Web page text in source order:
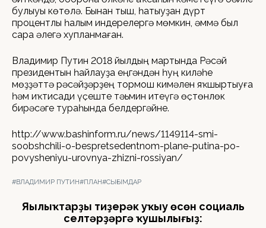
булыуы көтөлә. Бынан тыш, һатыуҙан дүрт
процентлы һалым индерелергә мөмкин, әммә был
сара әлегә хупланмаған.
Владимир Путин 2018 йылдың мартында Рәсәй
президентын һайлауҙа еңгәндән һуң киләһе
мөҙҙәттә рәсәйҙәрҙең тормош кимәлен яҡшыртыуға
һәм иҡтисади үҫеште тәьмин итеүгә өҫтөнлөк
бирәсәге тураһында белдергәйне.
http://www.bashinform.ru/news/1149114-smi-
soobshchili-o-bespretsedentnom-plane-putina-po-
povysheniyu-urovnya-zhizni-rossiyan/
#ВЛАДИМИР ПУТИН#ПЛАН#СЫҒЫМДАР
Яңылыҡтарҙы тиҙерәк уҡыу өсөн социаль
селтәрҙәргә ҡушылығыҙ: